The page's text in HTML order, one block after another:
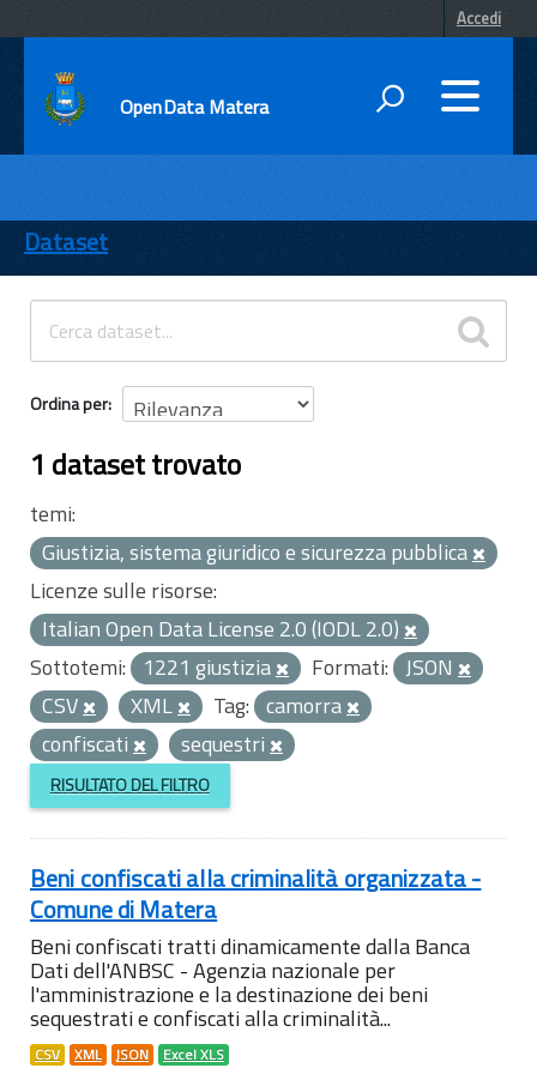
Accedi
OpenData Matera
ENTI
TEMI
INFORMAZIONI
Dataset
Ordina per
1 dataset trovato
temi:
Giustizia, sistema giuridico e sicurezza pubblica
Licenze sulle risorse:
Italian Open Data License 2.0 (IODL 2.0)
Sottotemi:
1221 giustizia Formati: JSON
CSV
XML Tag: camorra
confiscati
sequestri
RISULTATO DEL FILTRO
Beni confiscati alla criminalità organizzata -
Comune di Matera
Beni confiscati tratti dinamicamente dalla Banca
Dati dell'ANBSC - Agenzia nazionale per
l'amministrazione e la destinazione dei beni
sequestrati e confiscati alla criminalità...
CSV XML JSON Excel XLS